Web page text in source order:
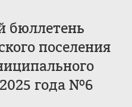
бюллетень
поселения
года №6